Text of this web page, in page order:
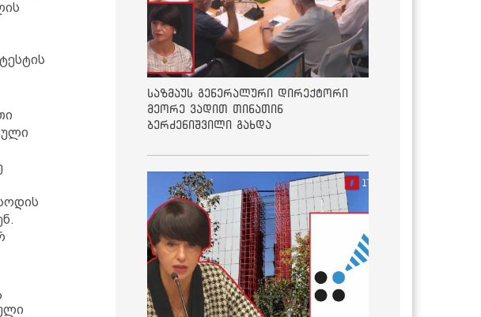
საზმაუს გენერალური დირექტორი
მეორე ვადით თინათინ
ბერძენიშვილი გახდა